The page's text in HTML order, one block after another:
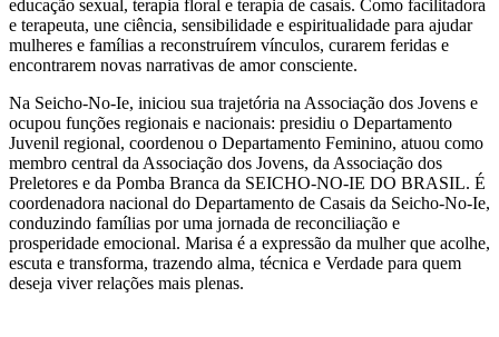
educação sexual, terapia floral e terapia de casais. Como facilitadora
e terapeuta, une ciência, sensibilidade e espiritualidade para ajudar
mulheres e famílias a reconstruírem vínculos, curarem feridas e
encontrarem novas narrativas de amor consciente.
Na Seicho-No-Ie, iniciou sua trajetória na Associação dos Jovens e
ocupou funções regionais e nacionais: presidiu o Departamento
Juvenil regional, coordenou o Departamento Feminino, atuou como
membro central da Associação dos Jovens, da Associação dos
Preletores e da Pomba Branca da SEICHO-NO-IE DO BRASIL. É
coordenadora nacional do Departamento de Casais da Seicho-No-Ie,
conduzindo famílias por uma jornada de reconciliação e
prosperidade emocional. Marisa é a expressão da mulher que acolhe,
escuta e transforma, trazendo alma, técnica e Verdade para quem
deseja viver relações mais plenas.